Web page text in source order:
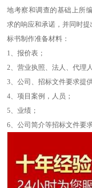
地考察和调查的基础上所
求的响应和承诺，并同时提
标书制作准备材料：
1、报价表；
2、营业执照、法人、代理
3、公司、招标文件要求提
4、项目案例，人员；
5、业绩；
6、公司简介等招标文件要